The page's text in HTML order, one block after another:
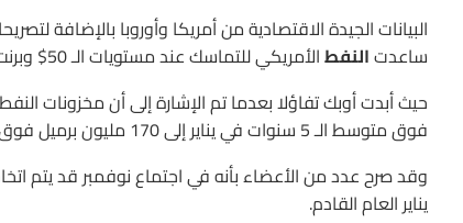
البيانات الجيدة الاقتصادية من أمريكا وأوروبا بالإضافة
ساعدتالنفطالأمريكي للتماسك عند مستويات الـ 50$ وبرنت عند 56$ للبرميل
فوق متوسط الـ 5 سنوات في يناير إلى 170 مليون برميل فوق متوسط الـ 5 سنوات في أغسطس
وقد صرح عدد من الأعضاء بأنه في اجتماع نوفمبر قد يتم
يناير العام القادم.